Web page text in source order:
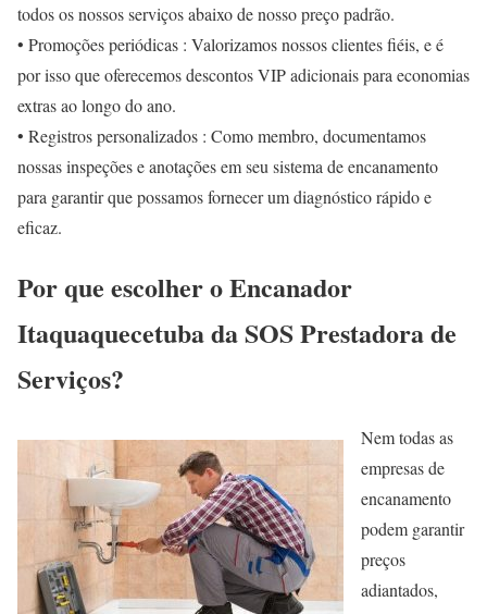
todos os nossos serviços abaixo de nosso preço padrão.
• Promoções periódicas : Valorizamos nossos clientes fiéis, e é
por isso que oferecemos descontos VIP adicionais para economias
extras ao longo do ano.
• Registros personalizados : Como membro, documentamos
nossas inspeções e anotações em seu sistema de encanamento
para garantir que possamos fornecer um diagnóstico rápido e
eficaz.
Por que escolher o Encanador
Itaquaquecetuba da SOS Prestadora de
Serviços?
Nem todas as
empresas de
encanamento
podem garantir
preços
adiantados,